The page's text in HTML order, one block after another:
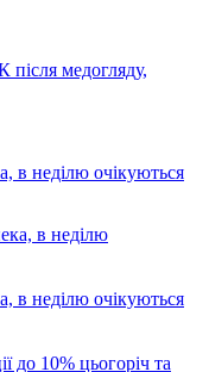
медогляду,
в неділю очікуються
в неділю очікуються